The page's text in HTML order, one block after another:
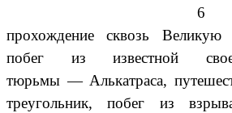
6
прохождение сквозь Великую
побег из известной
тюрьмы — Алькатраса,
треугольник, побег из